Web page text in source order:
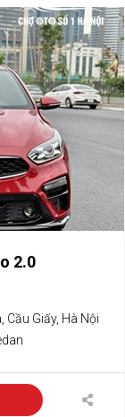
2.0
Cầu Giấy, Hà Nội